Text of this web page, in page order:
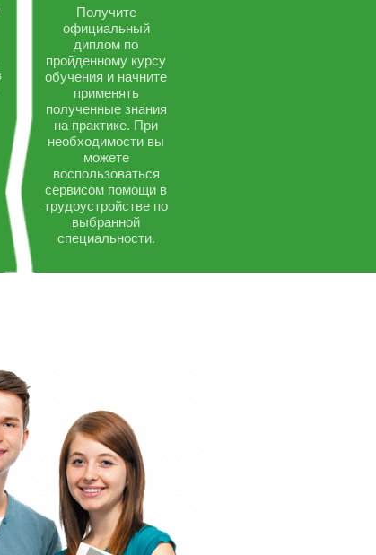
Получите
официальный
диплом по
пройденному курсу
обучения и начните
применять
полученные знания
на практике. При
необходимости вы
можете
воспользоваться
сервисом помощи в
трудоустройстве по
выбранной
специальности.